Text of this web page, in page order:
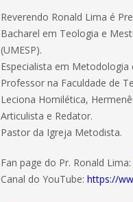
Reverendo Ronald Lima é
Bacharel em Teologia e
(UMESP).
Especialista em Metodologia
Professor na Faculdade de
Leciona Homilética,
Articulista e Redator.
Pastor da Igreja Metodista.
Fan page do Pr. Ronald
Canal do YouTube:https://